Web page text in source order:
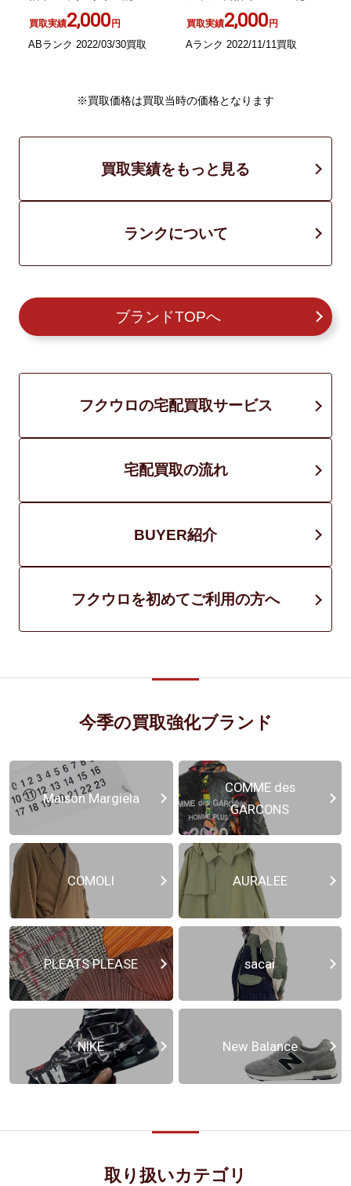
買取実績2,000円
ABランク 2022/03/30買取
プルオーバー 2 ライトグレ
ージュ
買取実績2,000円
Aランク 2022/11/11買取
※買取価格は買取当時の価格となります
買取実績をもっと見る
ランクについて
ブランドTOPへ
フクウロの宅配買取サービス
宅配買取の流れ
BUYER紹介
フクウロを初めてご利用の方へ
今季の買取強化ブランド
Maison Margiela
COMME des
GARCONS
COMOLI AURALEE
PLEATS PLEASE sacai
NIKE New Balance
取り扱いカテゴリ